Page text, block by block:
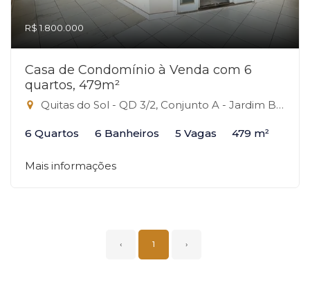
R$ 1.800.000
Casa de Condomínio à Venda com 6
quartos, 479m²
Quitas do Sol - QD 3/2, Conjunto A - Jardim Botânico, Brasília-DF
6 Quartos 6 Banheiros 5 Vagas 479 m²
Mais informações
‹ 1 ›